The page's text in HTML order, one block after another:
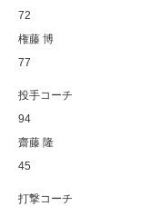
72
権藤 博
77
投手コーチ
94
齋藤 隆
45
打撃コーチ